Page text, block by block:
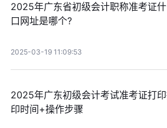
2025年广东省初级会计职称准考证
口网址是哪个?
2025-03-19 11:09:53
2025年广东初级会计考试准考证打
印时间+操作步骤